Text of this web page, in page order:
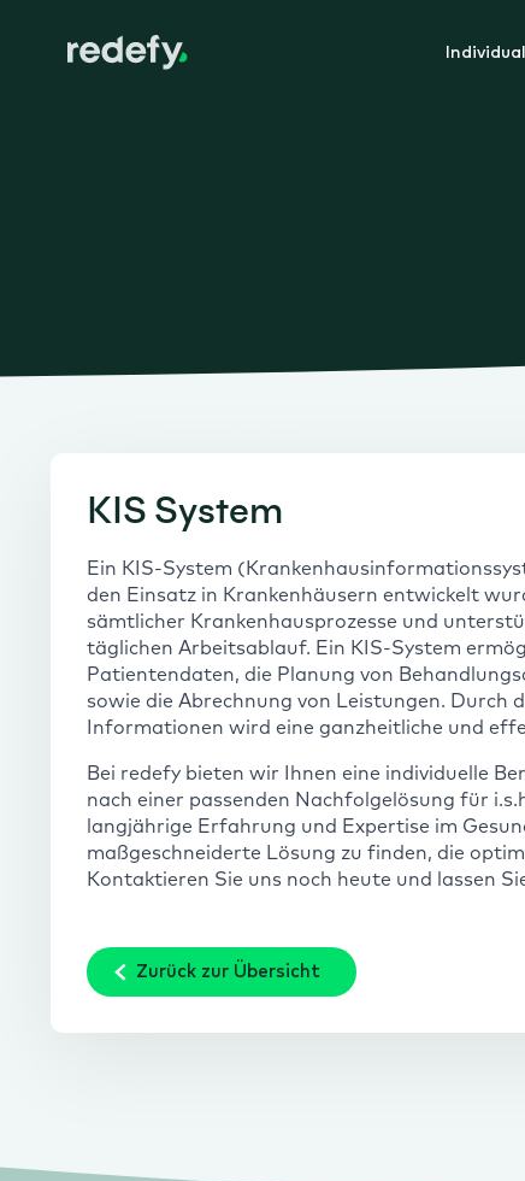
KIS System
Ein KIS-System
den Einsatz in Krankenhäusern entwickelt
sämtlicher Krankenhausprozesse und
täglichen Arbeitsablauf. Ein KIS-System
Patientendaten, die Planung von
sowie die Abrechnung von Leistungen.
Informationen wird eine ganzheitliche und
Bei redefy bieten wir Ihnen eine individuelle
nach einer passenden Nachfolgelösung für
langjährige Erfahrung und Expertise im
maßgeschneiderte Lösung zu finden, die
Kontaktieren Sie uns noch heute und lassen
Zurück zur Übersicht